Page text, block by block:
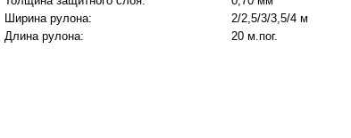
Ширина рулона:
2/2,5/3/3,5/4 м
Длина рулона:
20 м.пог.